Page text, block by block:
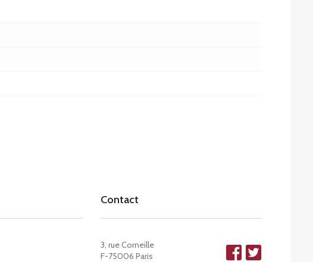
Contact
3, rue Corneille
F-75006 Paris